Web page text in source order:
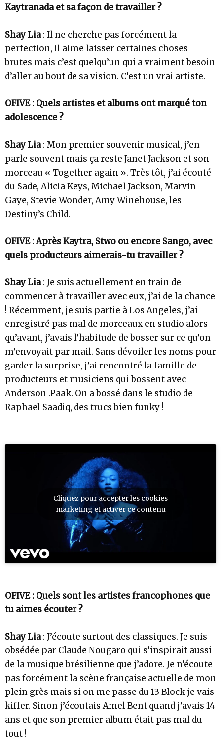
Kaytranada et sa façon de travailler ?
Shay Lia: Il ne cherche pas forcément la
perfection, il aime laisser certaines choses
brutes mais c’est quelqu’un qui a vraiment besoin
d’aller au bout de sa vision. C’est un vrai artiste.
OFIVE : Quels artistes et albums ont marqué ton
adolescence ?
Shay Lia: Mon premier souvenir musical, j’en
parle souvent mais ça reste Janet Jackson et son
morceau « Together again ». Très tôt, j’ai écouté
du Sade, Alicia Keys, Michael Jackson, Marvin
Gaye, Stevie Wonder, Amy Winehouse, les
Destiny’s Child.
OFIVE : Après Kaytra, Stwo ou encore Sango, avec
quels producteurs aimerais-tu travailler ?
Shay Lia: Je suis actuellement en train de
commencer à travailler avec eux, j’ai de la chance
! Récemment, je suis partie à Los Angeles, j’ai
enregistré pas mal de morceaux en studio alors
qu’avant, j’avais l’habitude de bosser sur ce qu’on
m’envoyait par mail. Sans dévoiler les noms pour
garder la surprise, j’ai rencontré la famille de
producteurs et musiciens qui bossent avec
Anderson .Paak. On a bossé dans le studio de
Raphael Saadiq, des trucs bien funky !
Cliquez pour accepter les cookies
marketing et activer ce contenu
OFIVE : Quels sont les artistes francophones que
tu aimes écouter ?
Shay Lia: J’écoute surtout des classiques. Je suis
obsédée par Claude Nougaro qui s’inspirait aussi
de la musique brésilienne que j’adore. Je n’écoute
pas forcément la scène française actuelle de mon
plein grès mais si on me passe du 13 Block je vais
kiffer. Sinon j’écoutais Amel Bent quand j’avais 14
ans et que son premier album était pas mal du
tout !